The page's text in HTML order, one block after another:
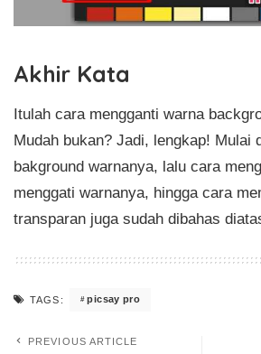
Akhir Kata
Itulah cara mengganti warna
Mudah bukan? Jadi, lengkap! Mulai
bakground warnanya, lalu cara
menggati warnanya, hingga cara
transparan juga sudah dibahas
TAGS: picsay pro
PREVIOUS ARTICLE